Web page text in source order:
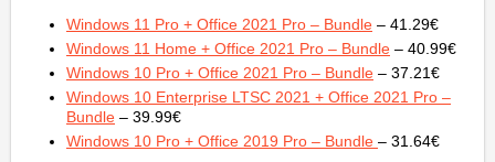
Windows 11 Pro + Office 2021 Pro – Bundle – 41.29€
Windows 11 Home + Office 2021 Pro – Bundle – 40.99€
Windows 10 Pro + Office 2021 Pro – Bundle – 37.21€
Windows 10 Enterprise LTSC 2021 + Office 2021 Pro –
Bundle – 39.99€
Windows 10 Pro + Office 2019 Pro – Bundle – 31.64€